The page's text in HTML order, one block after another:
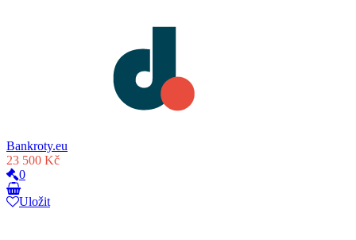
Bankroty.eu
23 500 Kč
0
Uložit